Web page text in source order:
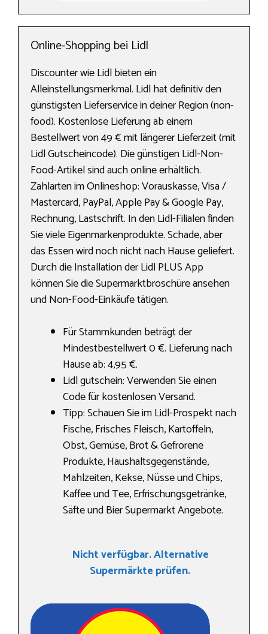
Online-Shopping bei Lidl
Discounter wie Lidl bieten ein
Alleinstellungsmerkmal. Lidl hat definitiv den
günstigsten Lieferservice in deiner Region (non-
food). Kostenlose Lieferung ab einem
Bestellwert von 49 € mit längerer Lieferzeit (mit
Lidl Gutscheincode). Die günstigen Lidl-Non-
Food-Artikel sind auch online erhältlich.
Zahlarten im Onlineshop: Vorauskasse, Visa /
Mastercard, PayPal, Apple Pay & Google Pay,
Rechnung, Lastschrift. In den Lidl-Filialen finden
Sie viele Eigenmarkenprodukte. Schade, aber
das Essen wird noch nicht nach Hause geliefert.
Durch die Installation der Lidl PLUS App
können Sie die Supermarktbroschüre ansehen
und Non-Food-Einkäufe tätigen.
Für Stammkunden beträgt der
Mindestbestellwert 0 €. Lieferung nach
Hause ab: 4,95 €.
Lidl gutschein: Verwenden Sie einen
Code für kostenlosen Versand.
Tipp: Schauen Sie im Lidl-Prospekt nach
Fische, Frisches Fleisch, Kartoffeln,
Obst, Gemüse, Brot & Gefrorene
Produkte, Haushaltsgegenstände,
Mahlzeiten, Kekse, Nüsse und Chips,
Kaffee und Tee, Erfrischungsgetränke,
Säfte und Bier Supermarkt Angebote.
Nicht verfügbar. Alternative
Supermärkte prüfen.